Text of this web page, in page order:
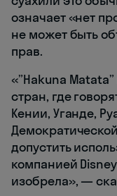
означает «нет
не может быть
прав.
«”Hakuna
стран, где
Кении, Уганде,
допустить
компанией
изобрела», —